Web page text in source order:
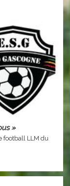
»
football LLM du